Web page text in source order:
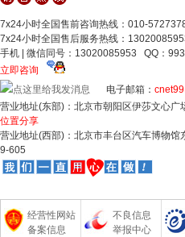
7x24小时全国售前咨询热线：010-
7x24小时全国售后服务热线：
手机 | 微信同号：13020085953 QQ：
立即咨询
电子邮箱：
营业地址(东部)：北京市朝阳区伊莎文心广
位置分享
营业地址(西部)：北京市丰台区汽车博物馆
9-605
经营性网站
备案信息
不良信息
举报中心